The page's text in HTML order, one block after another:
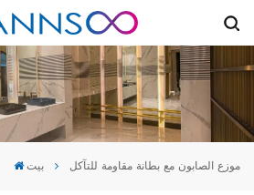
بيت موزع الصابون مع بطانة مقاومة للتآكل